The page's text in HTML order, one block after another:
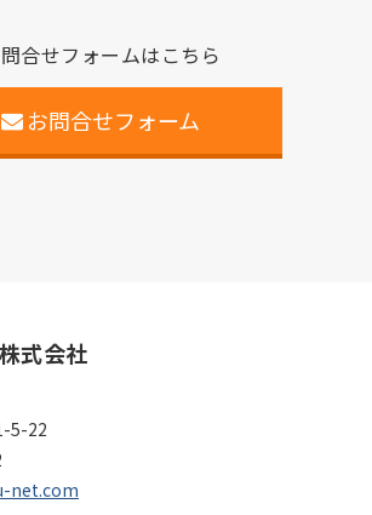
合せフォームはこちら
お問合せフォーム
式会社
5-22
net.com